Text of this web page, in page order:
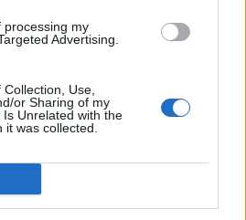
processing my
Advertising.
Use,
or Sharing of my
Unrelated with the
was collected.
cikkarchívum
2 év napon belüli